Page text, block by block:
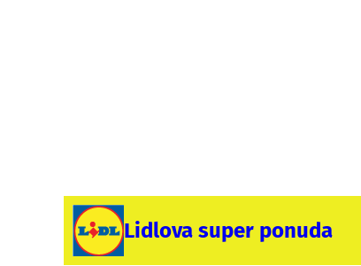
Lidlova super ponuda